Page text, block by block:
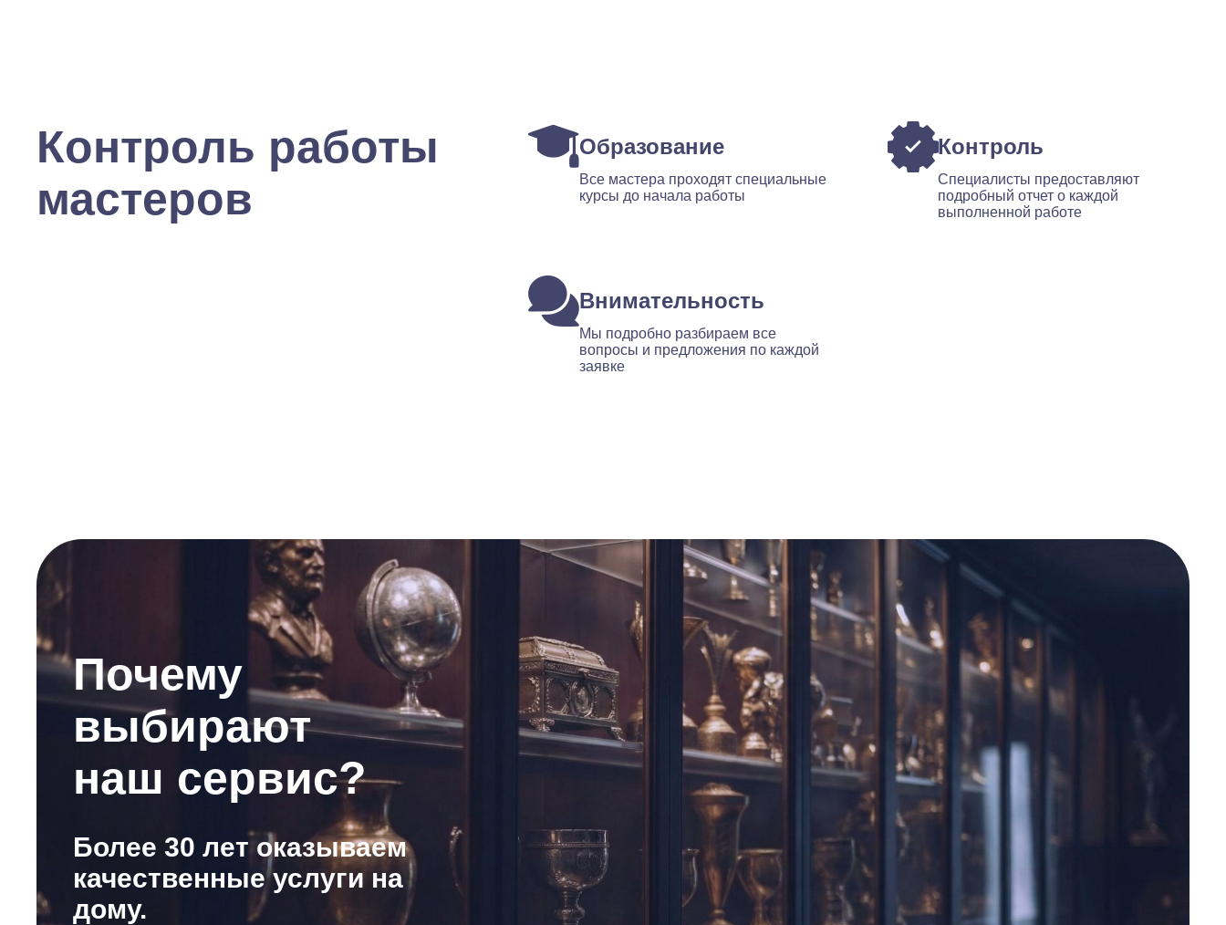
Контроль работы
мастеров
Образование
Все мастера проходят специальные
курсы до начала работы
Контроль
Специалисты предоставляют
подробный отчет о каждой
выполненной работе
Внимательность
Мы подробно разбираем все
вопросы и предложения по каждой
заявке
Почему
выбирают
наш сервис?
Более 30 лет оказываем
качественные услуги на
дому.